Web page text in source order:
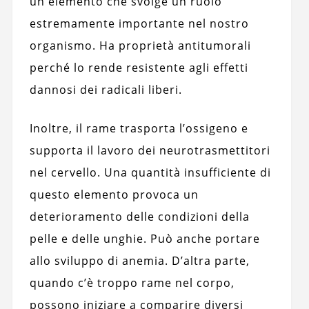
estremamente importante nel nostro
organismo. Ha proprietà antitumorali
perché lo rende resistente agli effetti
dannosi dei radicali liberi.
Inoltre, il rame trasporta l’ossigeno e
supporta il lavoro dei neurotrasmettitori
nel cervello. Una quantità insufficiente di
questo elemento provoca un
deterioramento delle condizioni della
pelle e delle unghie. Può anche portare
allo sviluppo di anemia. D’altra parte,
quando c’è troppo rame nel corpo,
possono iniziare a comparire diversi